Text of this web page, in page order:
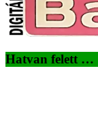
Hatvan felett …